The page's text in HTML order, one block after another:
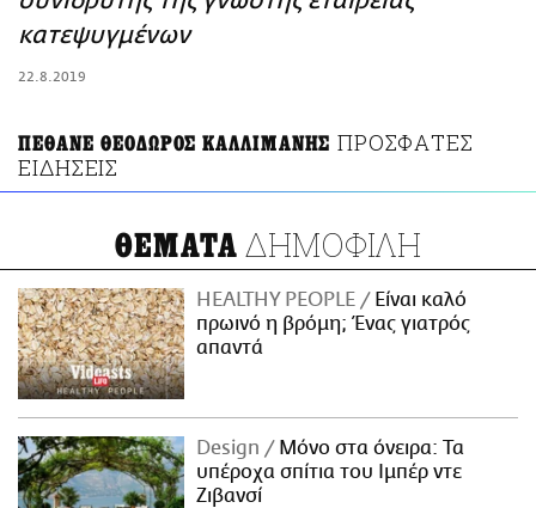
ΑΜΠΑ
κατεψυγμένων
22.8.2019
ΠΕΘΑΝΕ ΘΕΟΔΩΡΟΣ ΚΑΛΛΙΜΑΝΗΣ ΠΡΟΣΦΑΤΕΣ
ΕΙΔΗΣΕΙΣ
ΘΕΜΑΤΑ ΔΗΜΟΦΙΛΗ
HEALTHY PEOPLE
Είναι καλό
πρωινό η βρόμη; Ένας γιατρός
απαντά
Design
Μόνο στα όνειρα: Τα
υπέροχα σπίτια του Ιμπέρ ντε
Ζιβανσί